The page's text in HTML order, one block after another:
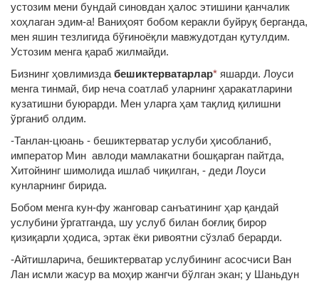
устозим мени бундай синовдан ҳалос этишини қанчалик
хоҳлаган эдим-а! Ваниҳоят бобом керакли буйруқ берганда,
мен яшин тезлигида бўғиноёқли мавжудотдан қутулдим.
Устозим менга қараб жилмайди.
Бизнинг ҳовлимизда бешиктерватарлар* яшарди. Лоуси
менга тинмай, бир неча соатлаб уларнинг ҳаракатларини
кузатишни буюрарди. Мен уларга ҳам тақлид қилишни
ўрганиб олдим.
-Танлан-цюань - бешиктерватар услуби ҳисобланиб,
император Мин авлоди мамлакатни бошқарган пайтда,
Хитойнинг шимолида ишлаб чиқилган, - деди Лоуси
кунларнинг бирида.
Бобом менга кун-фу жанговар санъатининг ҳар қандай
услубини ўргатганда, шу услуб билан боғлиқ бирор
қизиқарли ҳодиса, эртак ёки ривоятни сўзлаб берарди.
-Айтишларича, бешиктерватар услубининг асосчиси Ван
Лан исмли жасур ва моҳир жангчи бўлган экан; у Шаньдун